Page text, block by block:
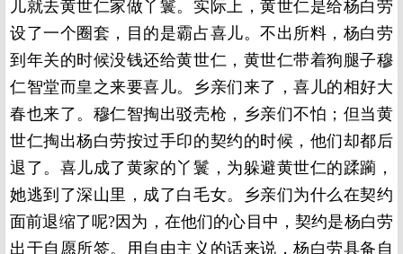
儿就去黄世仁家做丫鬟。实际上，黄世仁是给杨白劳
设了一个圈套，目的是霸占喜儿。不出所料，杨白劳
到年关的时候没钱还给黄世仁，黄世仁带着狗腿子穆
仁智堂而皇之来要喜儿。乡亲们来了，喜儿的相好大
春也来了。穆仁智掏出驳壳枪，乡亲们不怕；但当黄
世仁掏出杨白劳按过手印的契约的时候，他们却都后
退了。喜儿成了黄家的丫鬟，为躲避黄世仁的蹂躏，
她逃到了深山里，成了白毛女。乡亲们为什么在契约
面前退缩了呢?因为，在他们的心目中，契约是杨白劳
出于自愿所签。用自由主义的话来说，杨白劳具备自